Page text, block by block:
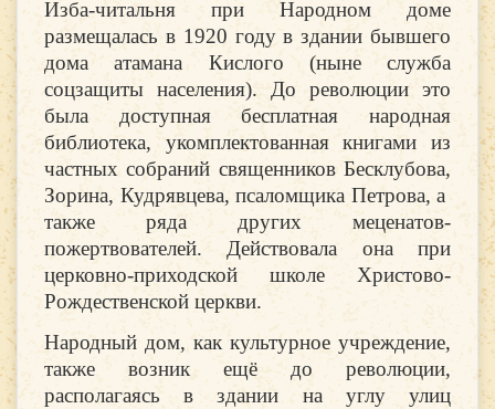
Изба-читальня при Народном доме
размещалась в 1920 году в здании бывшего
дома атамана Кислого (ныне служба
соцзащиты населения). До революции это
была доступная бесплатная народная
библиотека, укомплектованная книгами из
частных собраний священников Бесклубова,
Зорина, Кудрявцева, псаломщика Петрова, а
также ряда других меценатов-
пожертвователей. Действовала она при
церковно-приходской школе Христово-
Рождественской церкви.
Народный дом, как культурное учреждение,
также возник ещё до революции,
располагаясь в здании на углу улиц